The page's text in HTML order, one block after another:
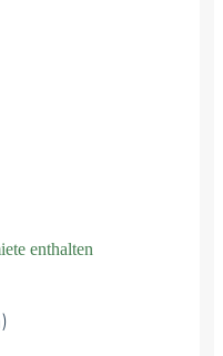
enthalten